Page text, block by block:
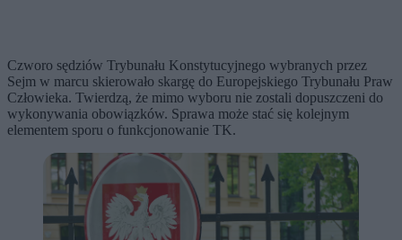
Czworo sędziów Trybunału Konstytucyjnego wybranych przez
Sejm w marcu skierowało skargę do Europejskiego Trybunału Praw
Człowieka. Twierdzą, że mimo wyboru nie zostali dopuszczeni do
wykonywania obowiązków. Sprawa może stać się kolejnym
elementem sporu o funkcjonowanie TK.